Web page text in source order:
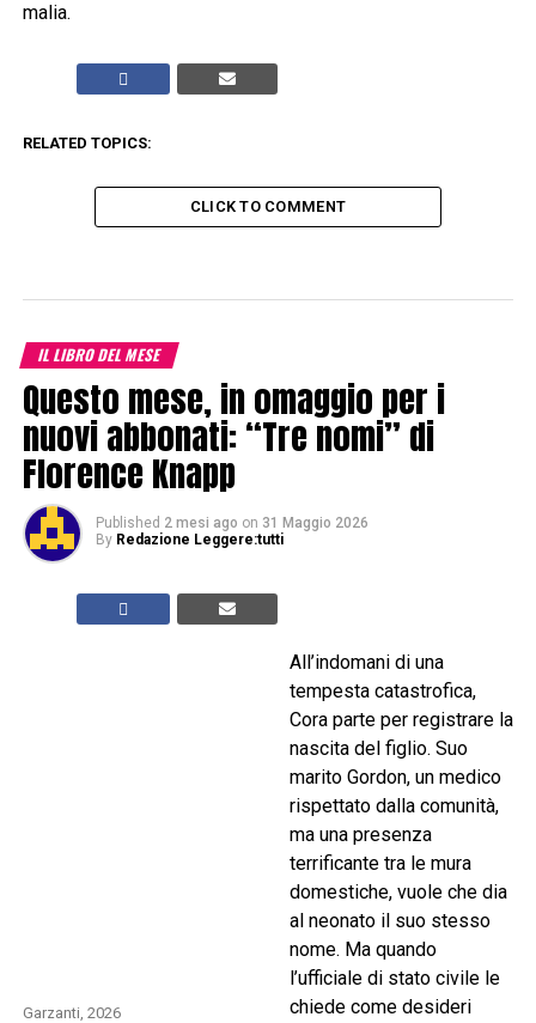
malia.
RELATED TOPICS:
CLICK TO COMMENT
IL LIBRO DEL MESE
Questo mese, in omaggio per i
nuovi abbonati: “Tre nomi” di
Florence Knapp
Published 2 mesi ago on 31 Maggio 2026
By Redazione Leggere:tutti
Garzanti, 2026
All’indomani di una
tempesta catastrofica,
Cora parte per registrare la
nascita del figlio. Suo
marito Gordon, un medico
rispettato dalla comunità,
ma una presenza
terrificante tra le mura
domestiche, vuole che dia
al neonato il suo stesso
nome. Ma quando
l’ufficiale di stato civile le
chiede come desideri